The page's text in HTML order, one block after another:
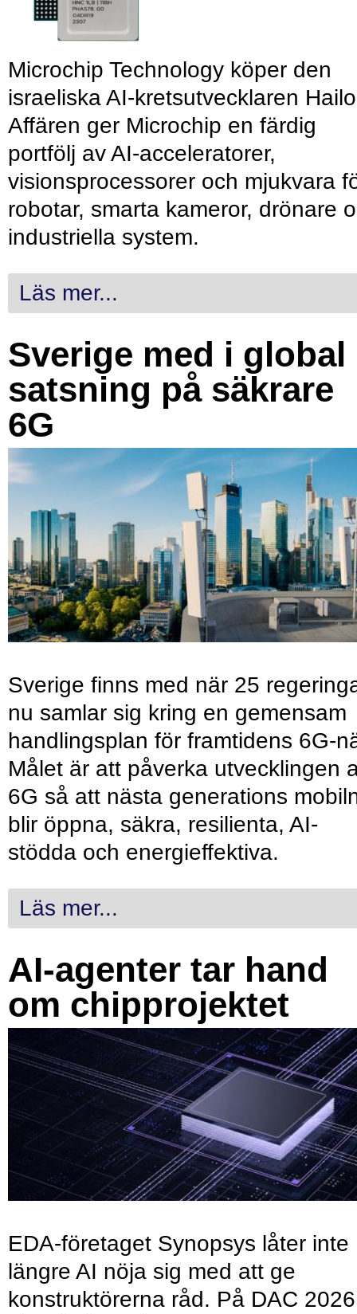
Microchip Technology köper den
israeliska AI-kretsutvecklaren
Affären ger Microchip en färdig
portfölj av AI-acceleratorer,
visionsprocessorer och mjukvara
robotar, smarta kameror, drönare
industriella system.
Läs mer...
Sverige med i global
satsning på säkrare
6G
Sverige finns med när 25
nu samlar sig kring en gemensam
handlingsplan för framtidens 6G-
Målet är att påverka utvecklingen
6G så att nästa generations
blir öppna, säkra, resilienta, AI-
stödda och energieffektiva.
Läs mer...
AI-agenter tar hand
om chipprojektet
EDA-företaget Synopsys låter inte
längre AI nöja sig med att ge
konstruktörerna råd. På DAC 2026